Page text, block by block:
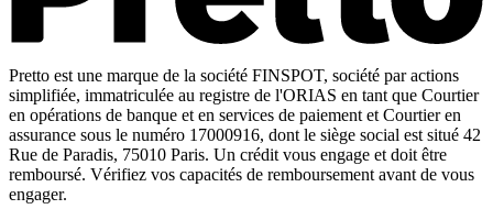
Pretto est une marque de la société FINSPOT, société par actions
simplifiée, immatriculée au registre de l'ORIAS en tant que Courtier
en opérations de banque et en services de paiement et Courtier en
assurance sous le numéro 17000916, dont le siège social est situé 42
Rue de Paradis, 75010 Paris. Un crédit vous engage et doit être
remboursé. Vérifiez vos capacités de remboursement avant de vous
engager.